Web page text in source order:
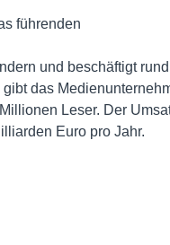
führenden
und beschäftigt rund
das
Leser. Der
Euro pro Jahr.